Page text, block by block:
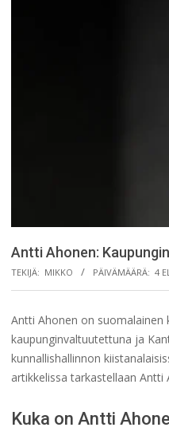
Antti Ahonen:
TEKIJÄ: MIKKO PÄIVÄMÄÄRÄ: 4
Antti Ahonen on suomalainen
kaupunginvaltuutettuna ja
kunnallishallinnon
artikkelissa tarkastellaan
Kuka on Antti